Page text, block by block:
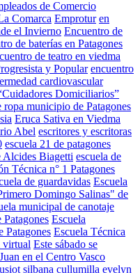
de Comercio
Comarca Emprotur en
el Invierno Encuentro de
de baterías en Patagones
de teatro en viedma
y Popular encuentro
cardiovascular
Domiciliarios”
ropa municipio de Patagones
Eruca Sativa en Viedma
Abel escritores y escritoras
escuela 21 de patagones
Alcides Biagetti escuela de
Técnica n° 1 Patagones
de guardavidas Escuela
Domingo Salinas" de
municipal de canotaje
Escuela
Patagones Escuela Técnica
virtual Este sábado se
en el Centro Vasco
silbana cullumilla evelyn